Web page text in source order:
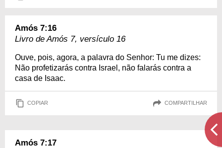
Amós 7:16
Livro de Amós 7, versículo 16
Ouve, pois, agora, a palavra do Senhor: Tu me dizes:
Não profetizarás contra Israel, não falarás contra a
casa de Isaac.
COPIAR COMPARTILHAR
Amós 7:17